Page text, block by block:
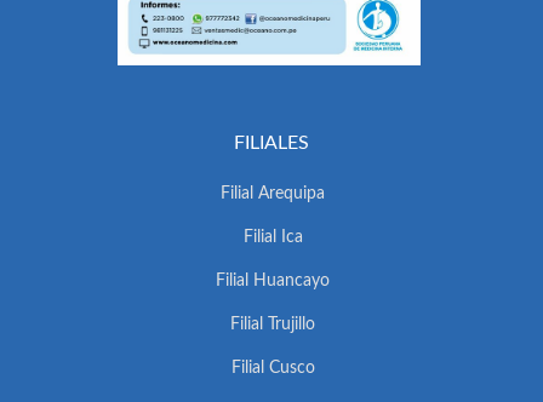
FILIALES
Filial Arequipa
Filial Ica
Filial Huancayo
Filial Trujillo
Filial Cusco